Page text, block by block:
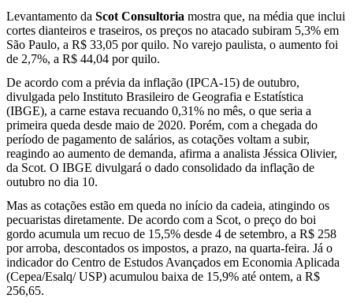
Levantamento da Scot Consultoria mostra que, na média que inclui
cortes dianteiros e traseiros, os preços no atacado subiram 5,3% em
São Paulo, a R$ 33,05 por quilo. No varejo paulista, o aumento foi
de 2,7%, a R$ 44,04 por quilo.
De acordo com a prévia da inflação (IPCA-15) de outubro,
divulgada pelo Instituto Brasileiro de Geografia e Estatística
(IBGE), a carne estava recuando 0,31% no mês, o que seria a
primeira queda desde maio de 2020. Porém, com a chegada do
período de pagamento de salários, as cotações voltam a subir,
reagindo ao aumento de demanda, afirma a analista Jéssica Olivier,
da Scot. O IBGE divulgará o dado consolidado da inflação de
outubro no dia 10.
Mas as cotações estão em queda no início da cadeia, atingindo os
pecuaristas diretamente. De acordo com a Scot, o preço do boi
gordo acumula um recuo de 15,5% desde 4 de setembro, a R$ 258
por arroba, descontados os impostos, a prazo, na quarta-feira. Já o
indicador do Centro de Estudos Avançados em Economia Aplicada
(Cepea/Esalq/ USP) acumulou baixa de 15,9% até ontem, a R$
256,65.